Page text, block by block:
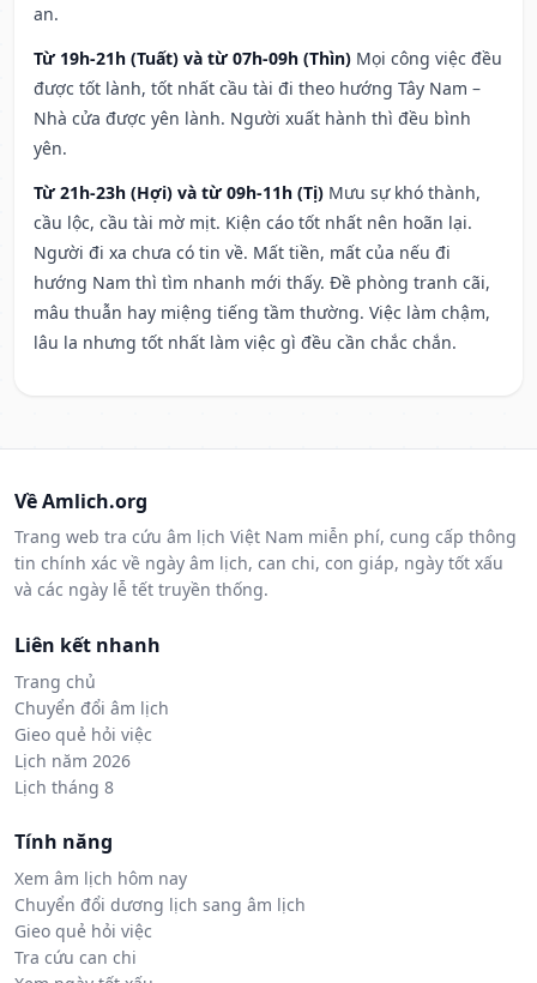
an.
Từ 19h-21h (Tuất) và từ 07h-09h (Thìn) Mọi công việc đều
được tốt lành, tốt nhất cầu tài đi theo hướng Tây Nam –
Nhà cửa được yên lành. Người xuất hành thì đều bình
yên.
Từ 21h-23h (Hợi) và từ 09h-11h (Tị) Mưu sự khó thành,
cầu lộc, cầu tài mờ mịt. Kiện cáo tốt nhất nên hoãn lại.
Người đi xa chưa có tin về. Mất tiền, mất của nếu đi
hướng Nam thì tìm nhanh mới thấy. Đề phòng tranh cãi,
mâu thuẫn hay miệng tiếng tầm thường. Việc làm chậm,
lâu la nhưng tốt nhất làm việc gì đều cần chắc chắn.
Về Amlich.org
Trang web tra cứu âm lịch Việt Nam miễn phí, cung cấp thông
tin chính xác về ngày âm lịch, can chi, con giáp, ngày tốt xấu
và các ngày lễ tết truyền thống.
Liên kết nhanh
Trang chủ
Chuyển đổi âm lịch
Gieo quẻ hỏi việc
Lịch năm 2026
Lịch tháng 8
Tính năng
Xem âm lịch hôm nay
Chuyển đổi dương lịch sang âm lịch
Gieo quẻ hỏi việc
Tra cứu can chi